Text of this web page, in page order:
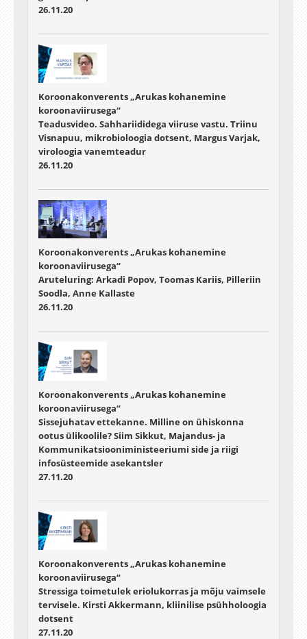
26.11.20
Koroonakonverents „Arukas kohanemine
koroonaviirusega“
Teadusvideo. Sahhariididega viiruse vastu. Triinu
Visnapuu, mikrobioloogia dotsent, Margus Varjak,
viroloogia vanemteadur
26.11.20
Koroonakonverents „Arukas kohanemine
koroonaviirusega“
Aruteluring: Arkadi Popov, Toomas Kariis, Pilleriin
Soodla, Anne Kallaste
26.11.20
Koroonakonverents „Arukas kohanemine
koroonaviirusega“
Sissejuhatav ettekanne. Milline on ühiskonna
ootus ülikoolile? Siim Sikkut, Majandus- ja
Kommunikatsiooniministeeriumi side ja riigi
infosüsteemide asekantsler
27.11.20
Koroonakonverents „Arukas kohanemine
koroonaviirusega“
Stressiga toimetulek eriolukorras ja mõju vaimsele
tervisele. Kirsti Akkermann, kliinilise psühholoogia
dotsent
27.11.20